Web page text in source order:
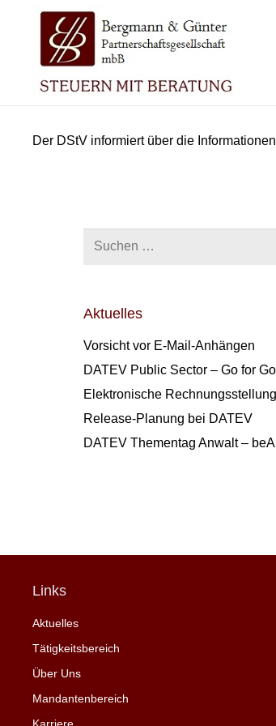
Der DStV informiert über die
Aktuelles
Vorsicht vor E-Mail-Anhängen
DATEV Public Sector – Go for
Elektronische
Release-Planung bei DATEV
DATEV Thementag Anwalt –
Links
Aktuelles
Tätigkeitsbereich
Über Uns
Mandantenbereich